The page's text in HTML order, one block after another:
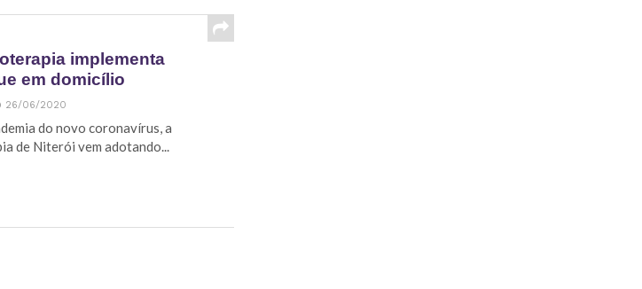
implementa
em domicílio
26/06/2020
do novo coronavírus, a
de Niterói vem adotando...